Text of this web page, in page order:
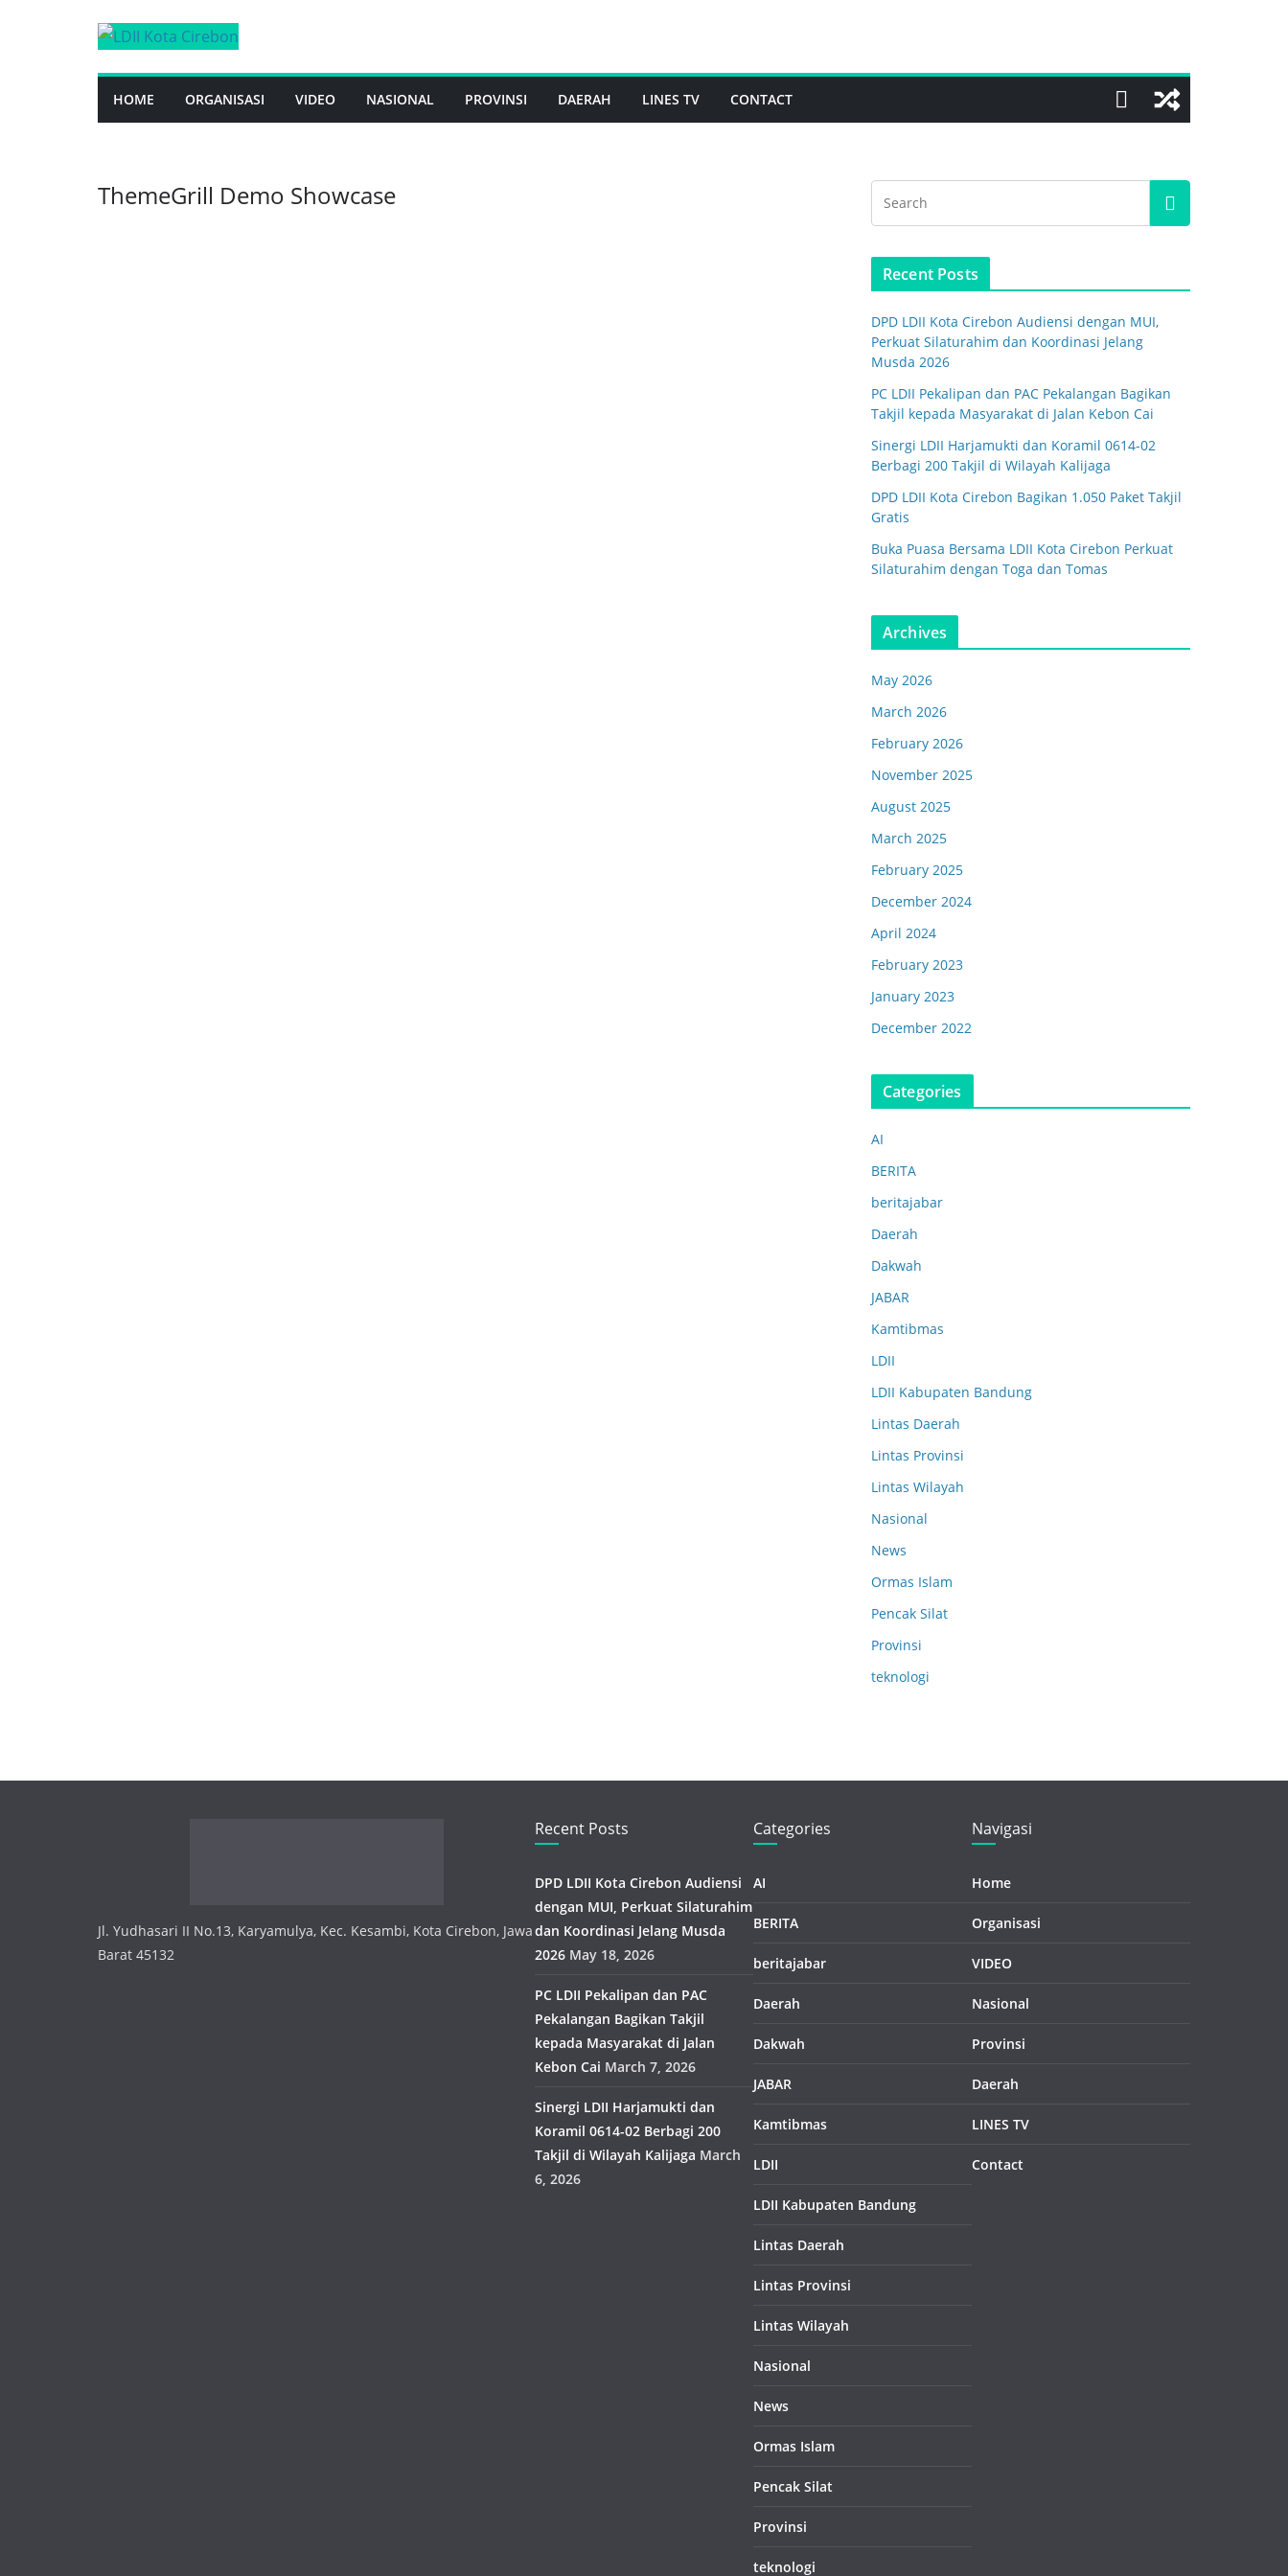
HOME ORGANISASI VIDEO NASIONAL PROVINSI DAERAH LINES TV CONTACT
ThemeGrill Demo Showcase
Recent Posts
DPD LDII Kota Cirebon Audiensi dengan MUI,
Perkuat Silaturahim dan Koordinasi Jelang
Musda 2026
PC LDII Pekalipan dan PAC Pekalangan Bagikan
Takjil kepada Masyarakat di Jalan Kebon Cai
Sinergi LDII Harjamukti dan Koramil 0614-02
Berbagi 200 Takjil di Wilayah Kalijaga
DPD LDII Kota Cirebon Bagikan 1.050 Paket Takjil
Gratis
Buka Puasa Bersama LDII Kota Cirebon Perkuat
Silaturahim dengan Toga dan Tomas
Archives
May 2026
March 2026
February 2026
November 2025
August 2025
March 2025
February 2025
December 2024
April 2024
February 2023
January 2023
December 2022
Categories
AI
BERITA
beritajabar
Daerah
Dakwah
JABAR
Kamtibmas
LDII
LDII Kabupaten Bandung
Lintas Daerah
Lintas Provinsi
Lintas Wilayah
Nasional
News
Ormas Islam
Pencak Silat
Provinsi
teknologi
Jl. Yudhasari II No.13, Karyamulya, Kec. Kesambi, Kota Cirebon, Jawa
Barat 45132
Recent Posts
DPD LDII Kota Cirebon Audiensi
dengan MUI, Perkuat Silaturahim
dan Koordinasi Jelang Musda
2026 May 18, 2026
PC LDII Pekalipan dan PAC
Pekalangan Bagikan Takjil
kepada Masyarakat di Jalan
Kebon Cai March 7, 2026
Sinergi LDII Harjamukti dan
Koramil 0614-02 Berbagi 200
Takjil di Wilayah Kalijaga March
6, 2026
Categories
AI
BERITA
beritajabar
Daerah
Dakwah
JABAR
Kamtibmas
LDII
LDII Kabupaten Bandung
Lintas Daerah
Lintas Provinsi
Lintas Wilayah
Nasional
News
Ormas Islam
Pencak Silat
Provinsi
teknologi
Navigasi
Home
Organisasi
VIDEO
Nasional
Provinsi
Daerah
LINES TV
Contact